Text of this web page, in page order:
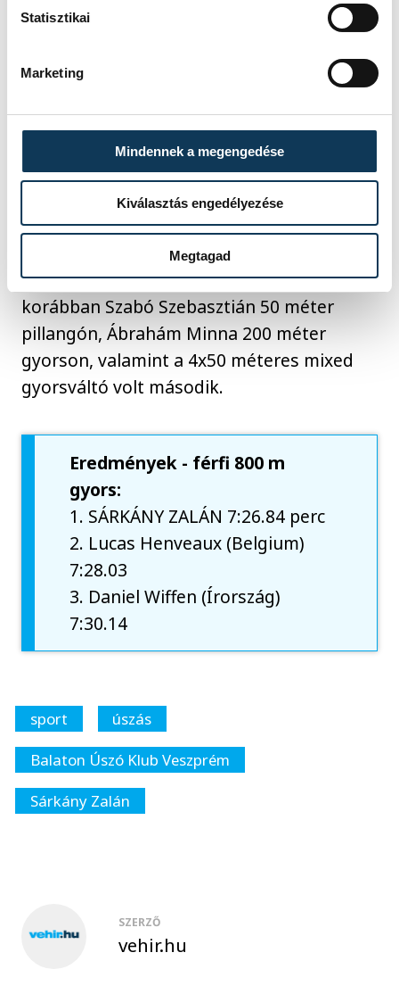
Statisztikai
Marketing
Mindennek a megengedése
Kiválasztás engedélyezése
Megtagad
és világkupát is nyertem,
kedvenc számom
Ez a magyar csapat első aranyérme a
lengyelországi kontinensviadalon. Eddig
négy ezüst volt a "termés", Sárkány mellett
korábban Szabó Szebasztián 50 méter
pillangón, Ábrahám Minna 200 méter
gyorson, valamint a 4x50 méteres mixed
gyorsváltó volt második.
Eredmények - férfi 800 m
gyors:
1. SÁRKÁNY ZALÁN 7:26.84 perc
2. Lucas Henveaux (Belgium)
7:28.03
3. Daniel Wiffen (Írország)
7:30.14
sport
úszás
Balaton Úszó Klub Veszprém
Sárkány Zalán
SZERZŐ
vehir.hu